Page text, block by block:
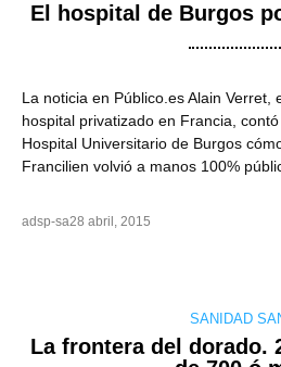
El hospital de Burgos
La noticia en Público.es Alain Verret,
hospital privatizado en Francia,
Hospital Universitario de Burgos
Francilien volvió a manos 100%
adsp-sa28 abril, 2015
SANIDAD
La frontera del dorado.